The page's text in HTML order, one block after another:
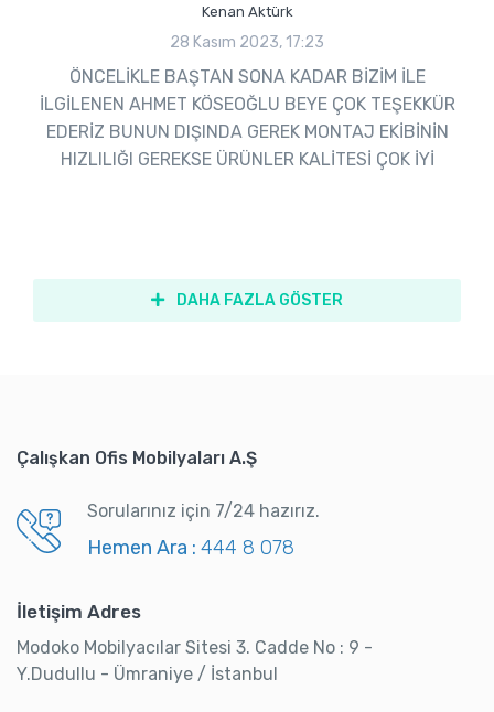
Kenan Aktürk
28 Kasım 2023, 17:23
ÖNCELİKLE BAŞTAN SONA KADAR BİZİM İLE
İLGİLENEN AHMET KÖSEOĞLU BEYE ÇOK TEŞEKKÜR
EDERİZ BUNUN DIŞINDA GEREK MONTAJ EKİBİNİN
HIZLILIĞI GEREKSE ÜRÜNLER KALİTESİ ÇOK İYİ
DAHA FAZLA GÖSTER
Çalışkan Ofis Mobilyaları A.Ş
Sorularınız için 7/24 hazırız.
Hemen Ara : 444 8 078
İletişim Adres
Modoko Mobilyacılar Sitesi 3. Cadde No : 9 -
Y.Dudullu - Ümraniye / İstanbul